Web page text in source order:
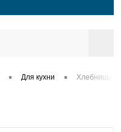
• Для кухни • Хлебницы